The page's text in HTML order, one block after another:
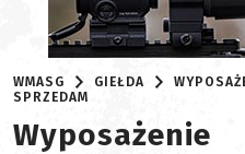
WMASG GIEŁDA
SPRZEDAM
Wyposażenie